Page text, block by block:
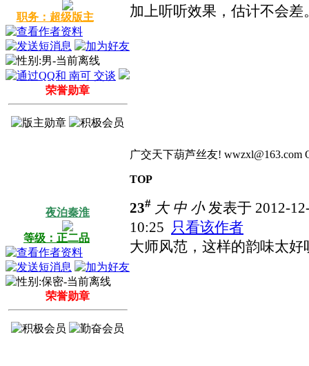
职务：超级版主
荣誉勋章
加上听听效果，估计不会差
广交天下葫芦丝友! wwzxl@163.com
TOP
夜泊秦淮
等级：正二品
荣誉勋章
23# 大 中 小发表于 2012-
10:25
只看该作者
大师风范，这样的韵味太好